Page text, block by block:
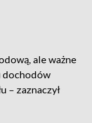
ale ważne
dochodów
– zaznaczył